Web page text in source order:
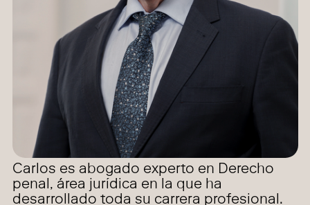
Carlos es abogado experto en Derecho
penal, área jurídica en la que ha
desarrollado toda su carrera profesional.